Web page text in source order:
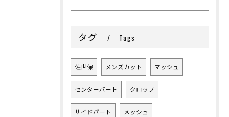
タグ Tags
佐世保 メンズカット マッシュ
センターパート クロップ
サイドパート メッシュ